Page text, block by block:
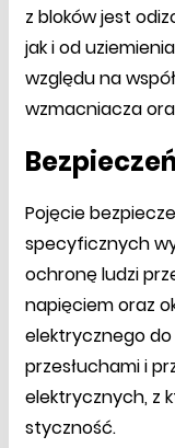
z bloków jest
jak i od
względu na
wzmacniacza
Pojęcie
specyficznych
ochronę ludzi
napięciem oraz
elektrycznego
przesłuchami i
elektrycznych, z
styczność.